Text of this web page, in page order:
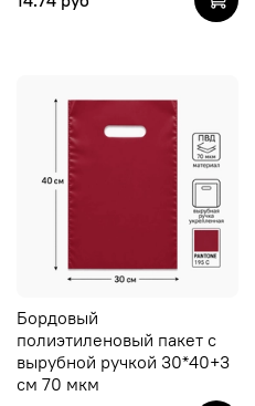
Бордовый
полиэтиленовый пакет с
вырубной ручкой 30*40+3
см 70 мкм